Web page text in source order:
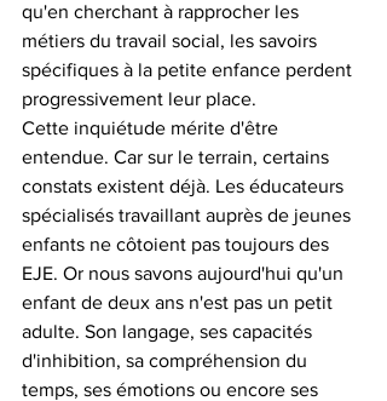
qu'en cherchant à rapprocher les
métiers du travail social, les savoirs
spécifiques à la petite enfance perdent
progressivement leur place.
Cette inquiétude mérite d'être
entendue. Car sur le terrain, certains
constats existent déjà. Les éducateurs
spécialisés travaillant auprès de jeunes
enfants ne côtoient pas toujours des
EJE. Or nous savons aujourd'hui qu'un
enfant de deux ans n'est pas un petit
adulte. Son langage, ses capacités
d'inhibition, sa compréhension du
temps, ses émotions ou encore ses